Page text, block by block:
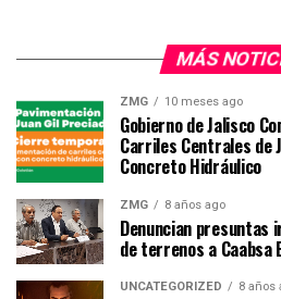
MÁS
ZMG 10 meses ago
Gobierno de Jalisco
Carriles Centrales de
Concreto Hidráulico
ZMG 8 años ago
Denuncian presuntas
de terrenos a Caabsa
UNCATEGORIZED 8 años